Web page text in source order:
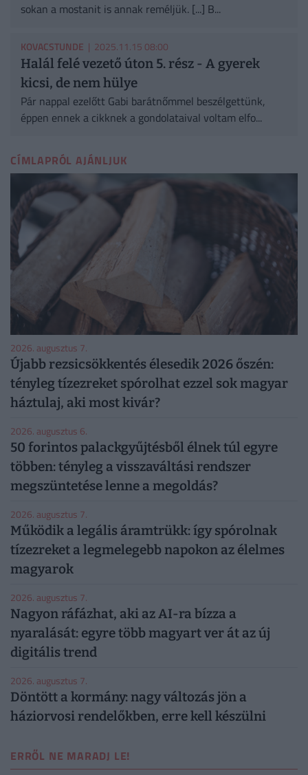
sokan a mostanit is annak reméljük. [...] B...
KOVACSTUNDE | 2025.11.15 08:00
Halál felé vezető úton 5. rész - A gyerek
kicsi, de nem hülye
Pár nappal ezelőtt Gabi barátnőmmel beszélgettünk,
éppen ennek a cikknek a gondolataival voltam elfo...
CÍMLAPRÓL AJÁNLJUK
2026. augusztus 7.
Újabb rezsicsökkentés élesedik 2026 őszén:
tényleg tízezreket spórolhat ezzel sok magyar
háztulaj, aki most kivár?
2026. augusztus 6.
50 forintos palackgyűjtésből élnek túl egyre
többen: tényleg a visszaváltási rendszer
megszüntetése lenne a megoldás?
2026. augusztus 7.
Működik a legális áramtrükk: így spórolnak
tízezreket a legmelegebb napokon az élelmes
magyarok
2026. augusztus 7.
Nagyon ráfázhat, aki az AI-ra bízza a
nyaralását: egyre több magyart ver át az új
digitális trend
2026. augusztus 7.
Döntött a kormány: nagy változás jön a
háziorvosi rendelőkben, erre kell készülni
ERRŐL NE MARADJ LE!